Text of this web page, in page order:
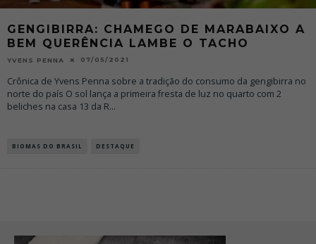
GENGIBIRRA: CHAMEGO DE MARABAIXO A
BEM QUERÊNCIA LAMBE O TACHO
YVENS PENNA 07/05/2021
Crônica de Yvens Penna sobre a tradição do consumo da gengibirra no
norte do país O sol lança a primeira fresta de luz no quarto com 2
beliches na casa 13 da R...
BIOMAS DO BRASIL DESTAQUE